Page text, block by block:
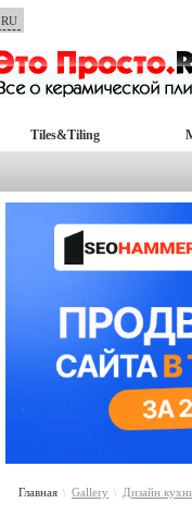
RU
Tiles&Tiling
Главная \ Gallery \ Дизайн